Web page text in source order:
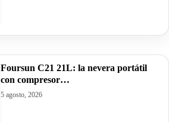
Foursun C21 21L: la nevera portátil
con compresor…
5 agosto, 2026